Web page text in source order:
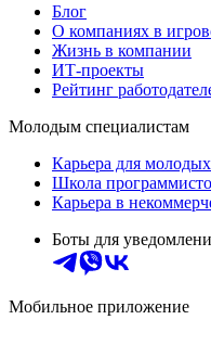
Блог
О компаниях в
Жизнь в компании
ИТ-проекты
Рейтинг
Молодым специалистам
Карьера для
Школа
Карьера в
Боты для
Мобильное приложение